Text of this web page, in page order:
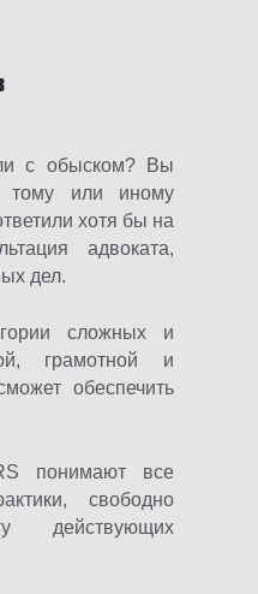
с обыском? Вы
тому или иному
хотя бы на
адвоката,
дел.
сложных и
грамотной и
обеспечить
понимают все
свободно
действующих